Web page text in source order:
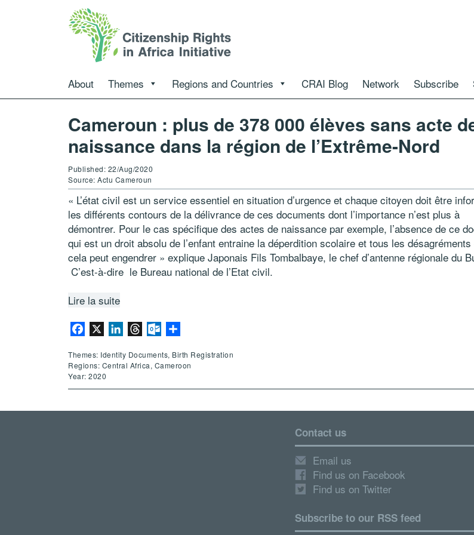
About Themes Regions and Countries CRAI Blog Network Subscribe
Cameroun : plus de 378 000 élèves sans acte
naissance dans la région de l’Extrême-Nord
Published: 22/Aug/2020
Source: Actu Cameroun
« L’état civil est un service essentiel en situation d’urgence et chaque citoyen doit être
les différents contours de la délivrance de ces documents dont l’importance n’est plus à
démontrer. Pour le cas spécifique des actes de naissance par exemple, l’absence de ce
qui est un droit absolu de l’enfant entraine la déperdition scolaire et tous les désagréments
cela peut engendrer » explique Japonais Fils Tombalbaye, le chef d’antenne régionale du
C’est-à-dire le Bureau national de l’Etat civil.
Lire la suite
Facebook LinkedInThreadsOutlook.com
Themes: Identity Documents, Birth Registration
Regions: Central Africa, Cameroon
Year: 2020
Contact us
Email us
Find us on Facebook
Find us on Twitter
Subscribe to our RSS feed